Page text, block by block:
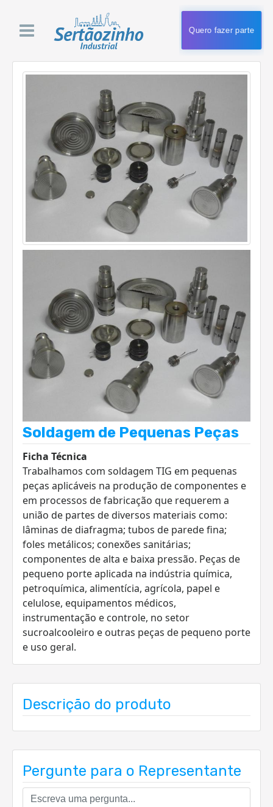
Quero fazer parte
Soldagem de Pequenas Peças
Ficha Técnica
Trabalhamos com soldagem TIG em pequenas
peças aplicáveis na produção de componentes e
em processos de fabricação que requerem a
união de partes de diversos materiais como:
lâminas de diafragma; tubos de parede fina;
foles metálicos; conexões sanitárias;
componentes de alta e baixa pressão. Peças de
pequeno porte aplicada na indústria química,
petroquímica, alimentícia, agrícola, papel e
celulose, equipamentos médicos,
instrumentação e controle, no setor
sucroalcooleiro e outras peças de pequeno porte
e uso geral.
Descrição do produto
Pergunte para o Representante